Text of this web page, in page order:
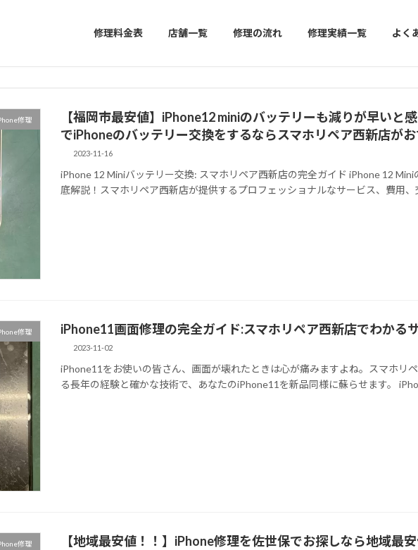
修理料金表 店舗一覧 修理の流れ 修理実績一覧 よく
修理
【福岡市最安値】iPhone12 miniのバッテリーも減りが早いと
でiPhoneのバッテリー交換をするならスマホリペア西新店が
2023-11-16
iPhone 12 Miniバッテリー交換: スマホリペア西新店の完全ガイド iPhone 12
底解説！スマホリペア西新店が提供するプロフェッショナルなサービス、費用
修理 iPhone11画面修理の完全ガイド:スマホリペア西新店でわかる
2023-11-02
iPhone11をお使いの皆さん、画面が壊れたときは心が痛みますよね。スマホリ
る長年の経験と確かな技術で、あなたのiPhone11を新品同様に蘇らせます。
修理
【地域最安値！！】iPhone修理を佐世保でお探しなら地域最